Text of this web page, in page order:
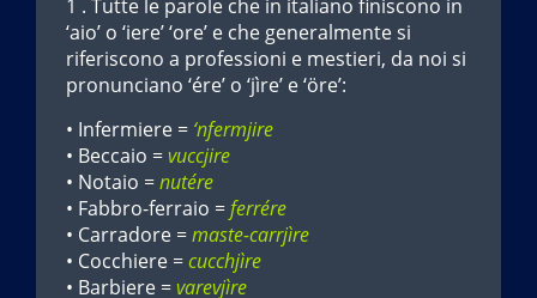
1 . Tutte le parole che in italiano finiscono in
‘aio’ o ‘iere’ ‘ore’ e che generalmente si
riferiscono a professioni e mestieri, da noi si
pronunciano ‘ére’ o ‘jìre’ e ‘öre’:
• Infermiere = ‘nfermjire
• Beccaio =vuccjire
• Notaio =nutére
• Fabbro-ferraio =ferrére
• Carradore =maste-carrjìre
• Cocchiere =cucchjìre
• Barbiere =varevjìre